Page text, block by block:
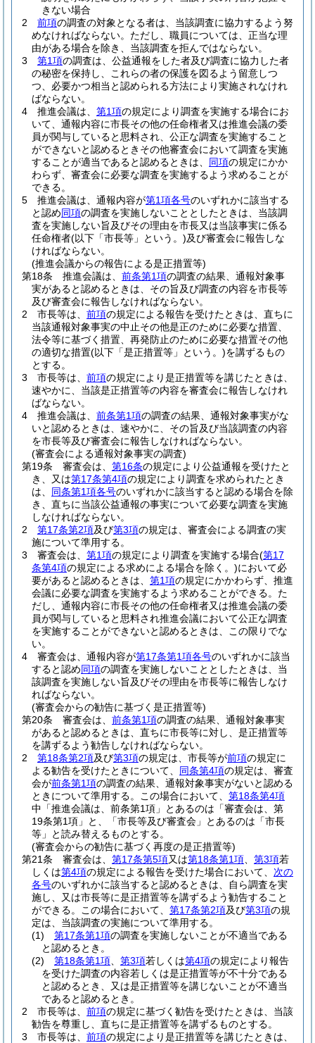
きない場合
2
前項の調査の対象となる者は、当該調査に協力するよう努
めなければならない。 ただし、職員については、正当な理
由がある場合を除き、当該調査を拒んではならない。
3
第1項の調査は、公益通報をした者及び調査に協力した者
の秘密を保持し、これらの者の保護を図るよう留意しつ
つ、必要かつ相当と認められる方法により実施されなけれ
ばならない。
4
推進会議は、 第1項の規定により調査を実施する場合にお
いて、通報内容に市長その他の任命権者又は推進会議の委
員が関与していると思料され、公正な調査を実施すること
ができないと認めるときその他審査会において調査を実施
することが適当であると認めるときは、 同項の規定にかか
わらず、審査会に必要な調査を実施するよう求めることが
できる。
5
推進会議は、通報内容が第1項各号のいずれかに該当する
と認め同項の調査を実施しないこととしたときは、当該調
査を実施しない旨及びその理由を市長又は当該事実に係る
任命権者(以下「市長等」という。)及び審査会に報告しな
ければならない。
(推進会議からの報告による是正措置等)
第18条
推進会議は、 前条第1項の調査の結果、通報対象事
実があると認めるときは、その旨及び調査の内容を市長等
及び審査会に報告しなければならない。
2
市長等は、 前項の規定による報告を受けたときは、直ちに
当該通報対象事実の中止その他是正のために必要な措置、
法令等に基づく措置、再発防止のために必要な措置その他
の適切な措置(以下「是正措置等」という。)を講ずるもの
とする。
3
市長等は、 前項の規定により是正措置等を講じたときは、
速やかに、当該是正措置等の内容を審査会に報告しなけれ
ばならない。
4
推進会議は、 前条第1項の調査の結果、通報対象事実がな
いと認めるときは、速やかに、その旨及び当該調査の内容
を市長等及び審査会に報告しなければならない。
(審査会による通報対象事実の調査)
第19条
審査会は、 第16条の規定により公益通報を受けたと
き、又は第17条第4項の規定により調査を求められたとき
は、 同条第1項各号のいずれかに該当すると認める場合を除
き、直ちに当該公益通報の事実について必要な調査を実施
しなければならない。
2
第17条第2項及び第3項の規定は、審査会による調査の実
施について準用する。
3
審査会は、 第1項の規定により調査を実施する場合(第17
条第4項の規定による求めによる場合を除く。)において必
要があると認めるときは、 第1項の規定にかかわらず、推進
会議に必要な調査を実施するよう求めることができる。 た
だし、通報内容に市長その他の任命権者又は推進会議の委
員が関与していると思料され推進会議において公正な調査
を実施することができないと認めるときは、この限りでな
い。
4
審査会は、通報内容が第17条第1項各号のいずれかに該当
すると認め同項の調査を実施しないこととしたときは、当
該調査を実施しない旨及びその理由を市長等に報告しなけ
ればならない。
(審査会からの勧告に基づく是正措置等)
第20条
審査会は、 前条第1項の調査の結果、通報対象事実
があると認めるときは、直ちに市長等に対し、是正措置等
を講ずるよう勧告しなければならない。
2
第18条第2項及び第3項の規定は、市長等が前項の規定に
よる勧告を受けたときについて、 同条第4項の規定は、審査
会が前条第1項の調査の結果、通報対象事実がないと認める
ときについて準用する。
この場合において、 第18条第4項
中「推進会議は、前条第1項」とあるのは「審査会は、第
19条第1項」と、「市長等及び審査会」とあるのは「市長
等」と読み替えるものとする。
(審査会からの勧告に基づく再度の是正措置等)
第21条
審査会は、 第17条第5項又は第18条第1項 第3項若
しくは第4項の規定による報告を受けた場合において、 次の
各号のいずれかに該当すると認めるときは、自ら調査を実
施し、又は市長等に是正措置等を講ずるよう勧告すること
ができる。
この場合において、 第17条第2項及び第3項の規
定は、当該調査の実施について準用する。
(1)
第17条第1項の調査を実施しないことが不適当である
と認めるとき。
(2)
第18条第1項 第3項若しくは第4項の規定により報告
を受けた調査の内容若しくは是正措置等が不十分である
と認めるとき、又は是正措置等を講じないことが不適当
であると認めるとき。
2
市長等は、 前項の規定に基づく勧告を受けたときは、当該
勧告を尊重し、直ちに是正措置等を講ずるものとする。
3
市長等は、 前項の規定により是正措置等を講じたときは、